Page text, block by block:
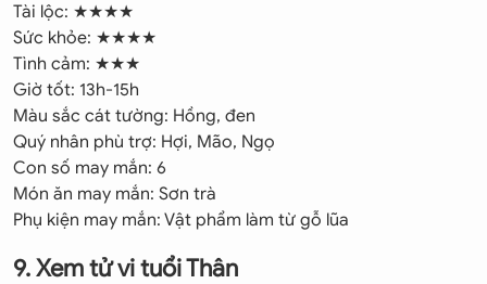
Tài lộc: ★★★★
Sức khỏe: ★★★★
Tình cảm: ★★★
Giờ tốt: 13h-15h
Màu sắc cát tường: Hồng, đen
Quý nhân phù trợ: Hợi, Mão, Ngọ
Con số may mắn: 6
Món ăn may mắn: Sơn trà
Phụ kiện may mắn: Vật phẩm làm từ gỗ lũa
9. Xem tử vi tuổi Thân